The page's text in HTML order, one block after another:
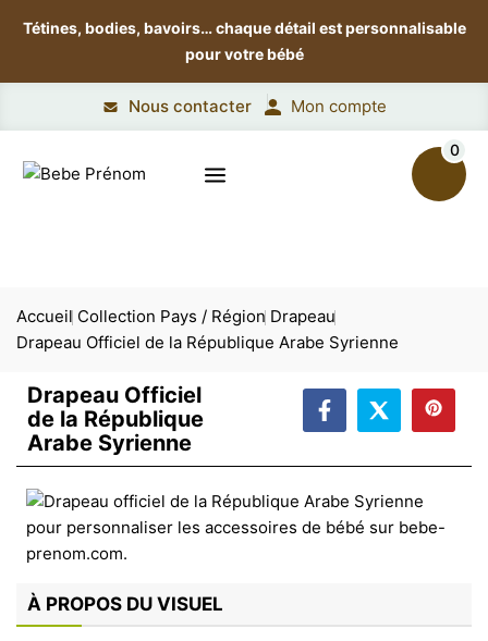
Tétines, bodies, bavoirs…chaque détail est personnalisable
pour votre bébé
Nous contacter Mon compte
0
Accueil Collection Pays / Région Drapeau
Drapeau Officiel de la République Arabe Syrienne
Drapeau Officiel
de la République
Arabe Syrienne
À PROPOS DU VISUEL